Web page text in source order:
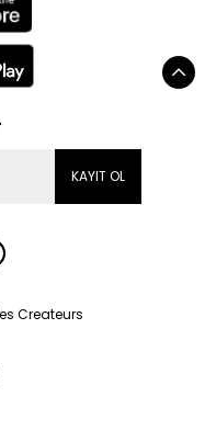
KAYIT OL
Createurs